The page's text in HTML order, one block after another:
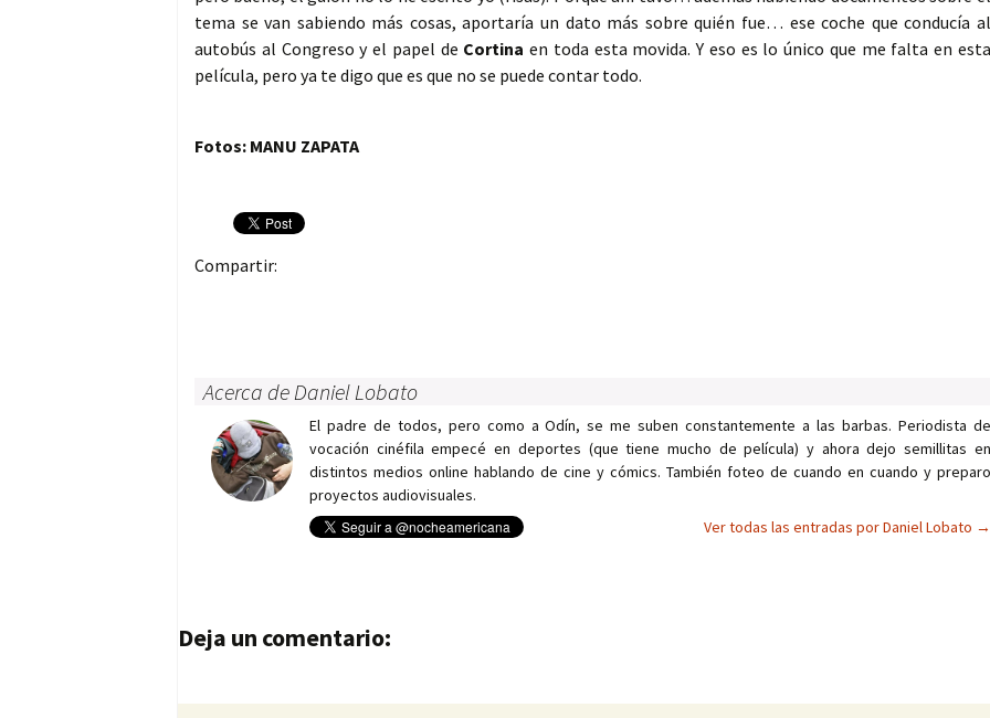
tema se van sabiendo más cosas, aportaría un dato más sobre quién fue… ese coche que conducía al
autobús al Congreso y el papel de Cortina en toda esta movida. Y eso es lo único que me falta en esta
película, pero ya te digo que es que no se puede contar todo.
Fotos: MANU ZAPATA
Compartir:
Acerca de Daniel Lobato
El padre de todos, pero como a Odín, se me suben constantemente a las barbas. Periodista de
vocación cinéfila empecé en deportes (que tiene mucho de película) y ahora dejo semillitas en
distintos medios online hablando de cine y cómics. También foteo de cuando en cuando y preparo
proyectos audiovisuales.
Ver todas las entradas por Daniel Lobato →
Navegación de entradas
Deja un comentario: